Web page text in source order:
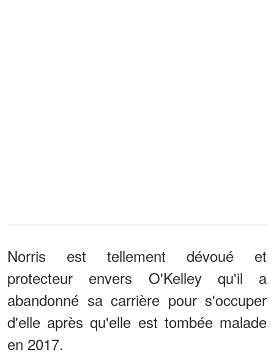
Norris est tellement dévoué et
protecteur envers O'Kelley qu'il a
abandonné sa carrière pour s'occuper
d'elle après qu'elle est tombée malade
en 2017.